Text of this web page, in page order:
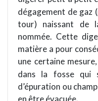
dégagement de gaz
tour) naissant de
nommée. Cette
matière a pour
une certaine
dans la fosse qui
d’épuration ou
en être évacuée.